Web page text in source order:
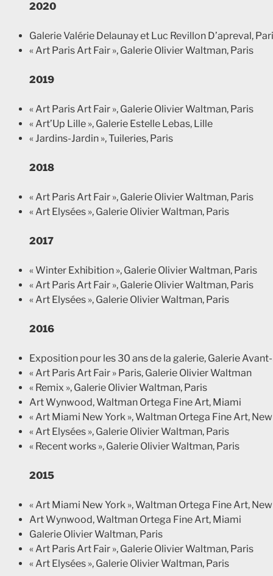
2020
Galerie Valérie Delaunay et Luc Revillon D’apreval,
« Art Paris Art Fair », Galerie Olivier Waltman, Paris
2019
« Art Paris Art Fair », Galerie Olivier Waltman, Paris
« Art’Up Lille », Galerie Estelle Lebas, Lille
« Jardins-Jardin », Tuileries, Paris
2018
« Art Paris Art Fair », Galerie Olivier Waltman, Paris
« Art Elysées », Galerie Olivier Waltman, Paris
2017
« Winter Exhibition », Galerie Olivier Waltman, Paris
« Art Paris Art Fair », Galerie Olivier Waltman, Paris
« Art Elysées », Galerie Olivier Waltman, Paris
2016
Exposition pour les 30 ans de la galerie, Galerie
« Art Paris Art Fair » Paris, Galerie Olivier Waltman
« Remix », Galerie Olivier Waltman, Paris
Art Wynwood, Waltman Ortega Fine Art, Miami
« Art Miami New York », Waltman Ortega Fine Art,
« Art Elysées », Galerie Olivier Waltman, Paris
« Recent works », Galerie Olivier Waltman, Paris
2015
« Art Miami New York », Waltman Ortega Fine Art,
Art Wynwood, Waltman Ortega Fine Art, Miami
Galerie Olivier Waltman, Paris
« Art Paris Art Fair », Galerie Olivier Waltman, Paris
« Art Elysées », Galerie Olivier Waltman, Paris